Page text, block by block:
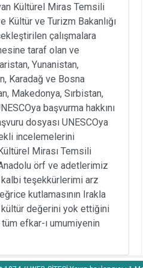
Kültürel Miras Temsili
ve Turizm Bakanlığı
çalışmalara
taraf olan ve
Yunanistan,
Karadağ ve Bosna
Makedonya, Sırbistan,
başvurma hakkını
dosyası UNESCOya
incelemelerini
Mirası Temsili
örf ve adetlerimiz
teşekkürlerimi arz
kutlamasının Irakla
kültür değerini yok ettiğini
efkar-ı umumiyenin